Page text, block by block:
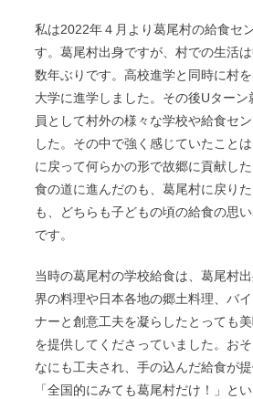
私は2022年４月より葛尾村の給食セ
す。葛尾村出身ですが、村での生活
数年ぶりです。高校進学と同時に村
大学に進学しました。その後Uター
員として村外の様々な学校や給食セ
した。その中で強く感じていたこと
に戻って何らかの形で故郷に貢献した
食の道に進んだのも、葛尾村に戻り
も、どちらも子どもの頃の給食の思
です。
当時の葛尾村の学校給食は、葛尾村
界の料理や日本各地の郷土料理、バ
ナーと創意工夫を凝らしたとっても
を提供してくださっていました。お
なにも工夫され、手の込んだ給食が
「全国的にみても葛尾村だけ！」と